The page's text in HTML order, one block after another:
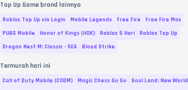
Top Up Game brand lainnya
Roblox Top Up via Login Mobile Legends Free Fire
Free Fire Max
PUBG Mobile
Honor of Kings (HOK) Roblox 5 Hari
Roblox Top Up
Dragon Nest M: Classic - SEA
Blood Strike
Termurah hari ini
Call of Duty Mobile (CODM) Magic Chess Go Go
Soul Land: New World